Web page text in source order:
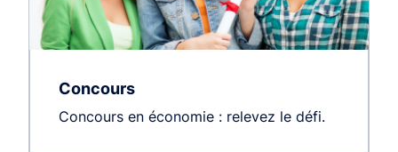
Concours
Concours en économie : relevez le défi.